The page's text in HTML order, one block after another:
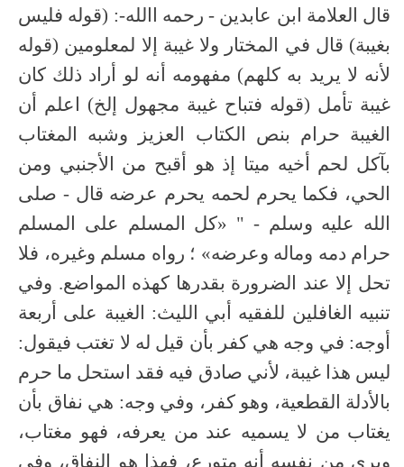
قال العلامة ابن عابدين - رحمه االله-: (قوله فليس
بغيبة) قال في المختار ولا غيبة إلا لمعلومين (قوله
لأنه لا يريد به كلهم) مفهومه أنه لو أراد ذلك كان
غيبة تأمل (قوله فتباح غيبة مجهول إلخ) اعلم أن
الغيبة حرام بنص الكتاب العزيز وشبه المغتاب
بآكل لحم أخيه ميتا إذ هو أقبح من الأجنبي ومن
الحي، فكما يحرم لحمه يحرم عرضه قال - صلى
الله عليه وسلم - " «كل المسلم على المسلم
حرام دمه وماله وعرضه» ؛ رواه مسلم وغيره، فلا
تحل إلا عند الضرورة بقدرها كهذه المواضع. وفي
تنبيه الغافلين للفقيه أبي الليث: الغيبة على أربعة
أوجه: في وجه هي كفر بأن قيل له لا تغتب فيقول:
ليس هذا غيبة، لأني صادق فيه فقد استحل ما حرم
بالأدلة القطعية، وهو كفر، وفي وجه: هي نفاق بأن
يغتاب من لا يسميه عند من يعرفه، فهو مغتاب،
ويرى من نفسه أنه متورع، فهذا هو النفاق، وفي